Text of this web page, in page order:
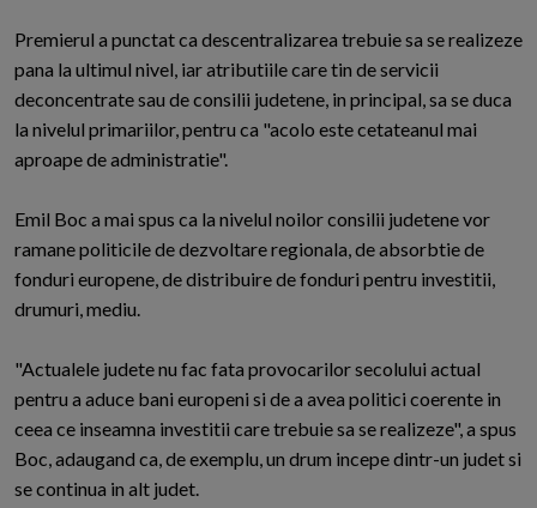
Premierul a punctat ca descentralizarea trebuie sa se realizeze
pana la ultimul nivel, iar atributiile care tin de servicii
deconcentrate sau de consilii judetene, in principal, sa se duca
la nivelul primariilor, pentru ca "acolo este cetateanul mai
aproape de administratie".
Emil Boc a mai spus ca la nivelul noilor consilii judetene vor
ramane politicile de dezvoltare regionala, de absorbtie de
fonduri europene, de distribuire de fonduri pentru investitii,
drumuri, mediu.
"Actualele judete nu fac fata provocarilor secolului actual
pentru a aduce bani europeni si de a avea politici coerente in
ceea ce inseamna investitii care trebuie sa se realizeze", a spus
Boc, adaugand ca, de exemplu, un drum incepe dintr-un judet si
se continua in alt judet.